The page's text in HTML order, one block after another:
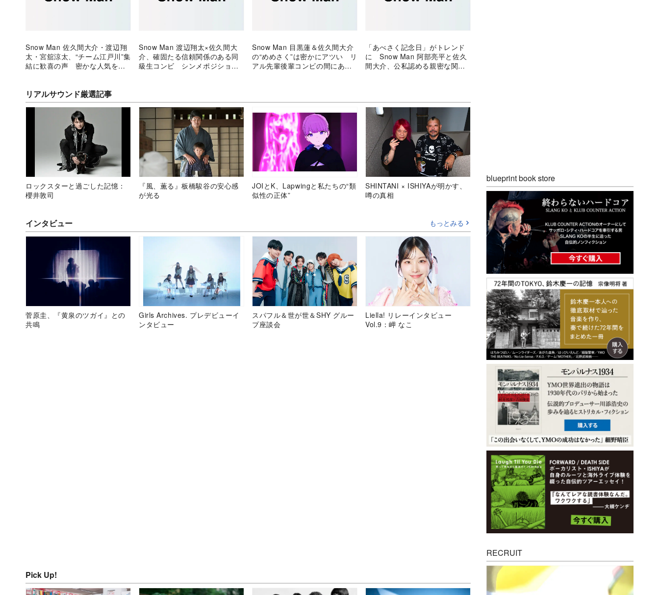
Snow Man 佐久間大介・渡辺翔
太・宮舘涼太、“チーム江戸川”集
結に歓喜の声 密かな人気を集
Snow Man 渡辺翔太×佐久間大
介、確固たる信頼関係のある同
級生コンビ シンメポジション
Snow Man 目黒蓮＆佐久間大介
の“めめさく”は密かにアツい リ
アル先輩後輩コンビの間にある
「あべさく記念日」がトレンド
に Snow Man 阿部亮平と佐久
間大介、公私認める親密な関係
リアルサウンド厳選記事
ロックスターと過ごした記憶：
櫻井敦司
『風、薫る』板橋駿谷の安心感
が光る
JOIとK、Lapwingと私たちの“類
似性の正体”
SHINTANI × ISHIYAが明かす、
噂の真相
インタビュー もっとみる
菅原圭、『黄泉のツガイ』との
共鳴
Girls Archives. プレデビューイ
ンタビュー
スパフル＆世が世＆SHY グルー
プ座談会
Liella! リレーインタビュー
Vol.9：岬 なこ
Pick Up!
blueprint book store
RECRUIT